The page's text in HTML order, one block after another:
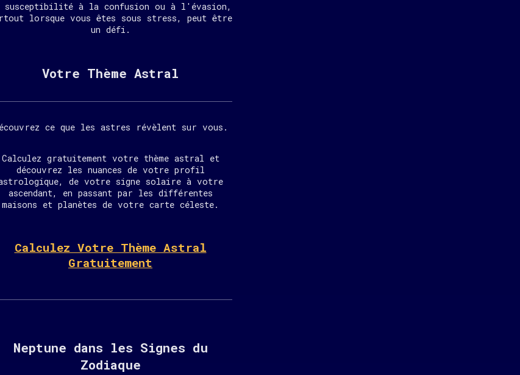
susceptibilité à la confusion ou à l'évasion,
lorsque vous êtes sous stress, peut être
un défi.
Votre Thème Astral
ce que les astres révèlent sur vous.
Calculez gratuitement votre thème astral et
découvrez les nuances de votre profil
de votre signe solaire à votre
ascendant, en passant par les différentes
maisons et planètes de votre carte céleste.
Calculez Votre Thème Astral
Gratuitement
Neptune dans les Signes du
Zodiaque